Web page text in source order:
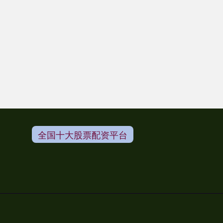
全国十大股票配资平台